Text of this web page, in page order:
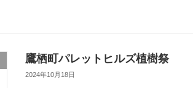
鷹栖町パレットヒルズ植樹祭
2024年10月18日